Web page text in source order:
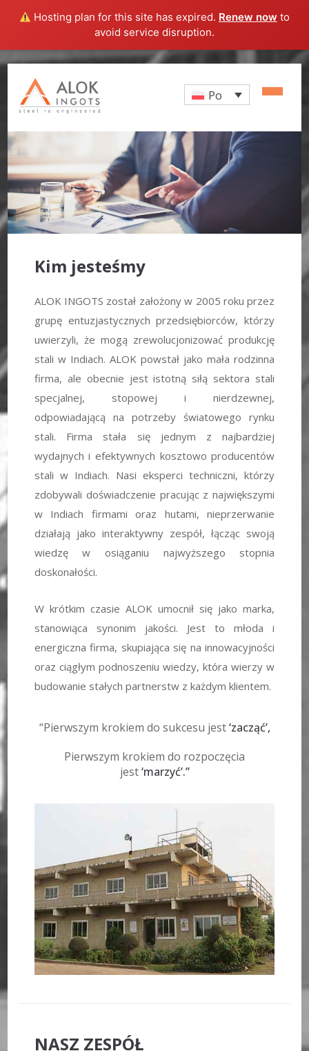
Hosting plan for this site has expired. Renew now to
avoid service disruption.
Po
Kim jesteśmy
ALOK INGOTS został założony w 2005 roku przez
grupę entuzjastycznych przedsiębiorców, którzy
uwierzyli, że mogą zrewolucjonizować produkcję
stali w Indiach. ALOK powstał jako mała rodzinna
firma, ale obecnie jest istotną siłą sektora stali
specjalnej, stopowej i nierdzewnej,
odpowiadającą na potrzeby światowego rynku
stali. Firma stała się jednym z najbardziej
wydajnych i efektywnych kosztowo producentów
stali w Indiach. Nasi eksperci techniczni, którzy
zdobywali doświadczenie pracując z największymi
w Indiach firmami oraz hutami, nieprzerwanie
działają jako interaktywny zespół, łącząc swoją
wiedzę w osiąganiu najwyższego stopnia
doskonałości.
W krótkim czasie ALOK umocnił się jako marka,
stanowiąca synonim jakości. Jest to młoda i
energiczna firma, skupiająca się na innowacyjności
oraz ciągłym podnoszeniu wiedzy, która wierzy w
budowanie stałych partnerstw z każdym klientem.
“Pierwszym krokiem do sukcesu jest‘zacząć’,
Pierwszym krokiem do rozpoczęcia
jest‘marzyć’.”
NASZ ZESPÓŁ